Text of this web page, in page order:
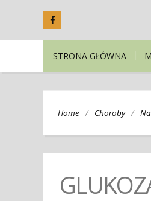
STRONA GŁÓWNA
Home / Choroby /